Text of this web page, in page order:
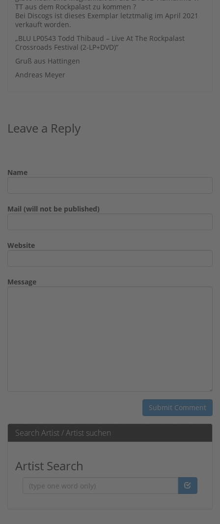
TT aus dem Rockpalast zu kommen ?
Bei Discogs ist dieses Exemplar letztmalig im April 2021
verkauft worden.
„BLU LP0543 Todd Thibaud – Live At The Rockpalast
Crossroads Festival (2-LP+DVD)“
Gruß aus Hattingen
Andreas Meyer
Leave a Reply
Name
Mail (will not be published)
Website
Message
Search Artist / Artist suchen
Artist Search
Artist